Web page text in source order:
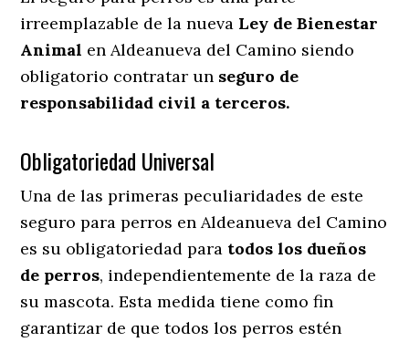
irreemplazable de la nueva Ley de Bienestar
Animal en Aldeanueva del Camino siendo
obligatorio contratar un seguro de
responsabilidad civil a terceros.
Obligatoriedad Universal
Una de las primeras peculiaridades de este
seguro para perros en Aldeanueva del Camino
es su obligatoriedad para todos los dueños
de perros, independientemente de la raza de
su mascota. Esta medida tiene como fin
garantizar de que todos los perros estén